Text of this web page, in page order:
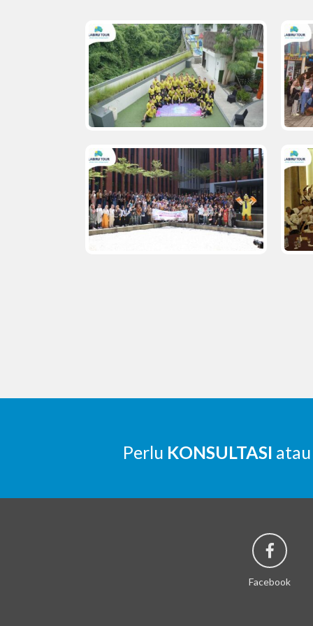
Perlu KONSULTASI
Facebook